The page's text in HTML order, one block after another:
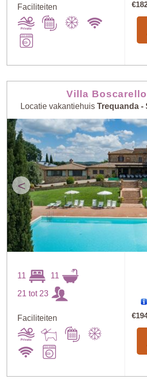
Faciliteiten
Villa
Locatie vakantiehuis Trequanda -
<
11 11
21 tot 23
Faciliteiten